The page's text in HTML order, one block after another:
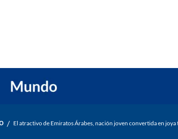
/ El atractivo de Emiratos Árabes, nación joven convertida en